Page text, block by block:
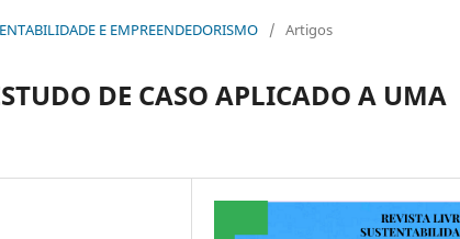
E EMPREENDEDORISMO / Artigos
DE CASO APLICADO A UMA